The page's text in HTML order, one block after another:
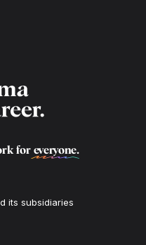
for everyone.
its subsidiaries